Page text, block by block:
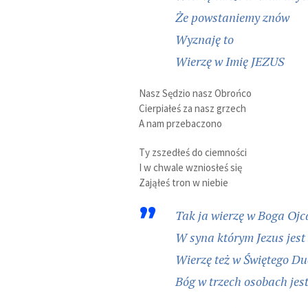
Że powstaniemy znów
Wyznaję to
Wierzę w Imię JEZUS
Nasz Sędzio nasz Obrońco
Cierpiałeś za nasz grzech
A nam przebaczono
Ty zszedłeś do ciemności
I w chwale wzniosłeś się
Zająłeś tron w niebie
Tak ja wierzę w Boga
W syna którym Jezus jest
Wierzę też w Świętego
Bóg w trzech osobach jest